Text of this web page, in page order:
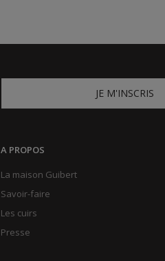
JE M'INSCRIS
A PROPOS
La maison Guibert
Savoir-faire
Les cuirs
Presse